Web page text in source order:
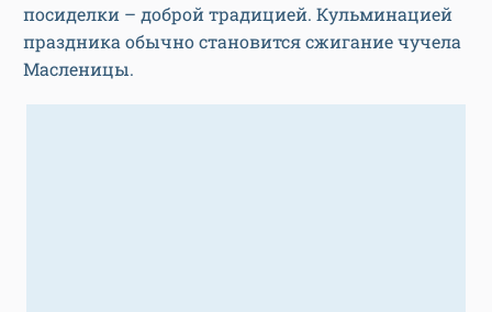
посиделки – доброй традицией. Кульминацией
праздника обычно становится сжигание чучела
Масленицы.